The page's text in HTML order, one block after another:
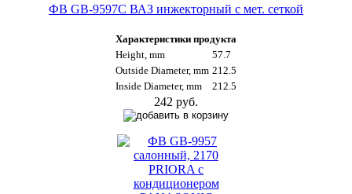
ФВ GB-9597C ВАЗ инжекторный с мет. сеткой
Характеристики продукта
Height, mm
57.7
Outside Diameter, mm 212.5
Inside Diameter, mm
212.5
242 руб.